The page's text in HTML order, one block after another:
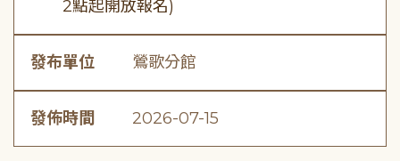
2點起開放報名)
發布單位 鶯歌分館
發佈時間 2026-07-15